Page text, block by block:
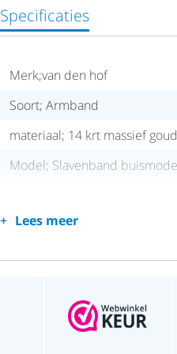
Specificaties
Merk;van den hof
Soort; Armband
materiaal; 14 krt massief
Model; Slavenband
Lees meer